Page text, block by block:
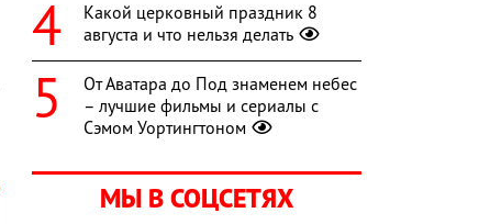
Какой церковный праздник 8
августа и что нельзя делать
От Аватара до Под знаменем небес
– лучшие фильмы и сериалы с
Сэмом Уортингтоном
МЫ В СОЦСЕТЯХ